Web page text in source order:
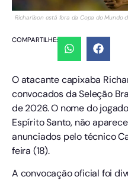
Richarlison está fora da Copa do Mundo
COMPARTILHE:
O atacante capixaba
convocados da Seleção
de 2026. O nome do
Espírito Santo, não
anunciados pelo técnico
feira (18).
A convocação oficial foi